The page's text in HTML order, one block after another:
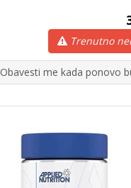
Trenutno
Obavesti me kada ponovo